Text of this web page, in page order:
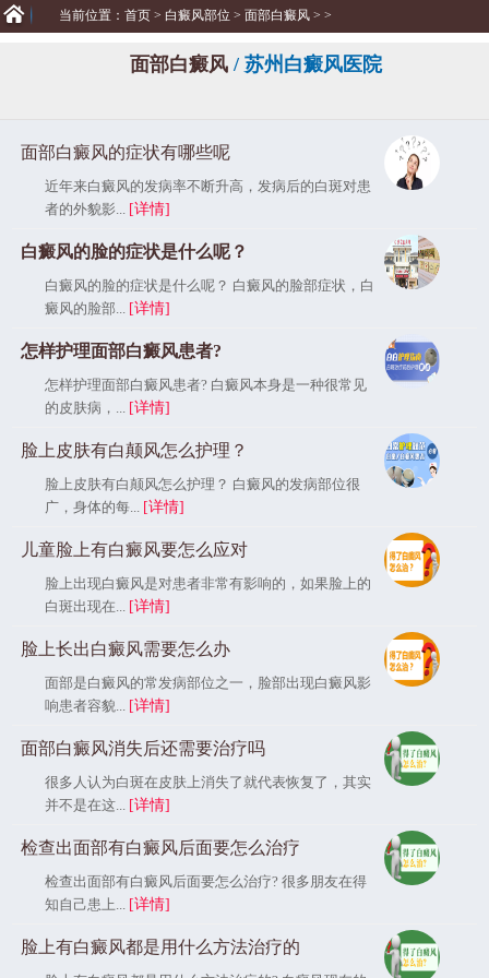
当前位置： 首页> 白癜风部位 > 面部白癜风> >
面部白癜风/ 苏州白癜风医院
面部白癜风的症状有哪些呢
近年来白癜风的发病率不断升高，发病后的白斑对患
者的外貌影...
[详情]
白癜风的脸的症状是什么呢？
白癜风的脸的症状是什么呢？ 白癜风的脸部症状，白
癜风的脸部...
[详情]
怎样护理面部白癜风患者?
怎样护理面部白癜风患者? 白癜风本身是一种很常见
的皮肤病，...
[详情]
脸上皮肤有白颠风怎么护理？
脸上皮肤有白颠风怎么护理？ 白癜风的发病部位很
广，身体的每...
[详情]
儿童脸上有白癜风要怎么应对
脸上出现白癜风是对患者非常有影响的，如果脸上的
白斑出现在...
[详情]
脸上长出白癜风需要怎么办
面部是白癜风的常发病部位之一，脸部出现白癜风影
响患者容貌...
[详情]
面部白癜风消失后还需要治疗吗
很多人认为白斑在皮肤上消失了就代表恢复了，其实
并不是在这...
[详情]
检查出面部有白癜风后面要怎么治疗
检查出面部有白癜风后面要怎么治疗? 很多朋友在得
知自己患上...
[详情]
脸上有白癜风都是用什么方法治疗的